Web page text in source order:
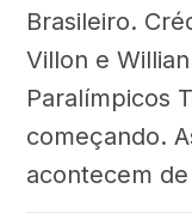
Brasileiro.
Villon e
Paralímpicos
começando.
acontecem